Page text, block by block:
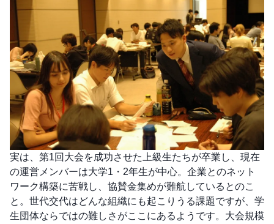
実は、第1回大会を成功させた上級生たちが卒業し、現在
の運営メンバーは大学1・2年生が中心。企業とのネット
ワーク構築に苦戦し、協賛金集めが難航しているとのこ
と。世代交代はどんな組織にも起こりうる課題ですが、学
生団体ならではの難しさがここにあるようです。大会規模